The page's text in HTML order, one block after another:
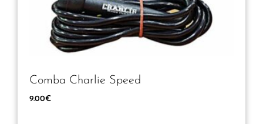
Comba Charlie Speed
9.00€